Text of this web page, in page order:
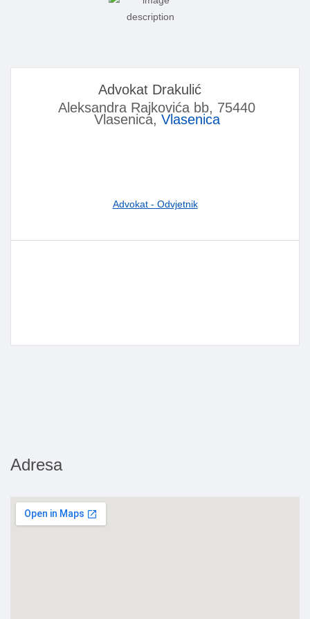
Advokat Drakulić
Aleksandra Rajkovića bb, 75440
Vlasenica, Vlasenica
Advokat - Odvjetnik
Adresa